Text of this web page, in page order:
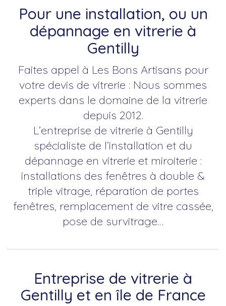
Pour une installation, ou un
dépannage en vitrerie à
Gentilly
Faites appel à Les Bons Artisans pour
votre devis de vitrerie : Nous sommes
experts dans le domaine de la vitrerie
depuis 2012.
L’entreprise de vitrerie à Gentilly
spécialiste de l’installation et du
dépannage en vitrerie et miroiterie :
installations des fenêtres à double &
triple vitrage, réparation de portes
fenêtres, remplacement de vitre cassée,
pose de survitrage…
Entreprise de vitrerie à
Gentilly et en île de France